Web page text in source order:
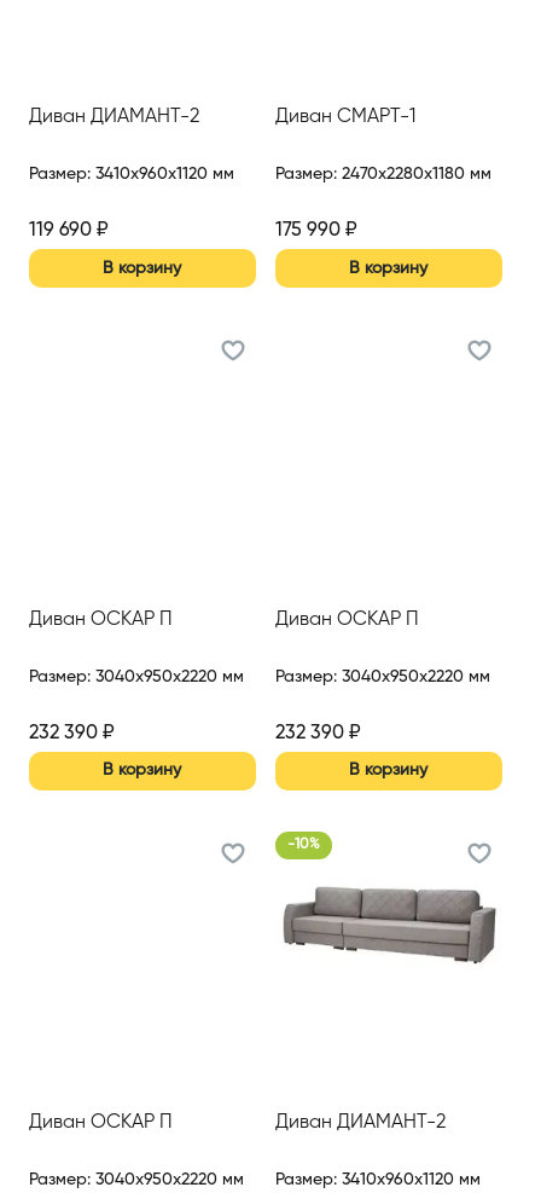
Диван ДИАМАНТ-2
Размер: 3410x960x1120 мм
119 690 ₽
В корзину
Диван СМАРТ-1
Размер: 2470x2280x1180 мм
175 990₽
В корзину
Диван ОСКАР П
Размер: 3040x950x2220 мм
232 390 ₽
В корзину
Диван ОСКАР П
Размер: 3040x950x2220 мм
232 390₽
В корзину
Диван ОСКАР П
Размер: 3040x950x2220 мм
-10%
Диван ДИАМАНТ-2
Размер: 3410x960x1120 мм